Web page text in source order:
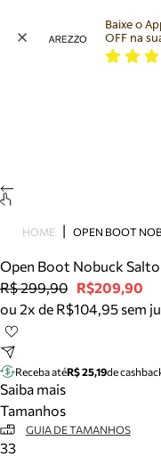
Bolsa
Tamanco
Tênis
Mule
Tire dúvidas sobre
Meus pedidos
Acompanhe seus
Baixe o
OFF na
HOME OPEN BOOT
Open Boot Nobuck
R$ 299,90 R$209,90
ou 2x de R$104,95 sem
Receba atéR$ 25,19de
Saiba mais
Tamanhos
GUIA DE TAMANHOS
33